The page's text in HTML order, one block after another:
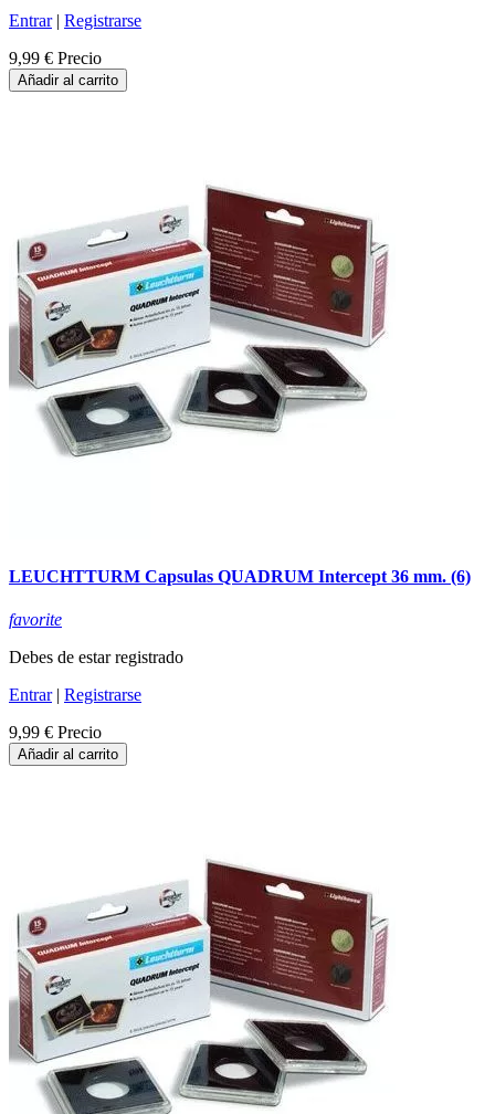
Entrar| Registrarse
9,99 € Precio
Añadir al carrito
LEUCHTTURM Capsulas QUADRUM Intercept 36 mm. (6)
favorite
Debes de estar registrado
Entrar| Registrarse
9,99 € Precio
Añadir al carrito